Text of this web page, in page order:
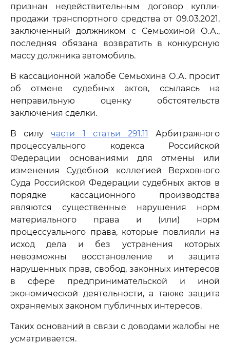
признан недействительным договор купли-
продажи транспортного средства от 09.03.2021,
заключенный должником с Семьохиной О.А.,
последняя обязана возвратить в конкурсную
массу должника автомобиль.
В кассационной жалобе Семьохина О.А. просит
об отмене судебных актов, ссылаясь на
неправильную оценку обстоятельств
заключения сделки.
В силучасти 1 статьи 291.11 Арбитражного
процессуального кодекса Российской
Федерации основаниями для отмены или
изменения Судебной коллегией Верховного
Суда Российской Федерации судебных актов в
порядке кассационного производства
являются существенные нарушения норм
материального права и (или) норм
процессуального права, которые повлияли на
исход дела и без устранения которых
невозможны восстановление и защита
нарушенных прав, свобод, законных интересов
в сфере предпринимательской и иной
экономической деятельности, а также защита
охраняемых законом публичных интересов.
Таких оснований в связи с доводами жалобы не
усматривается.